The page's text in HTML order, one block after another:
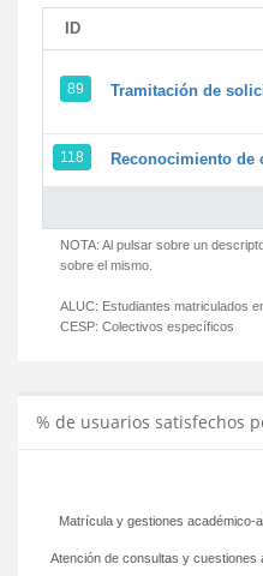
ID
89 Tramitación de
118 Reconocimiento
NOTA: Al pulsar sobre un
sobre el mismo.
ALUC: Estudiantes matriculados
CESP: Colectivos específicos
% de usuarios satisfechos
Atención de consultas y cuestiones
Matrícula y gestiones académico-